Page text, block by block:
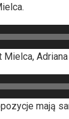
Adriana
mają